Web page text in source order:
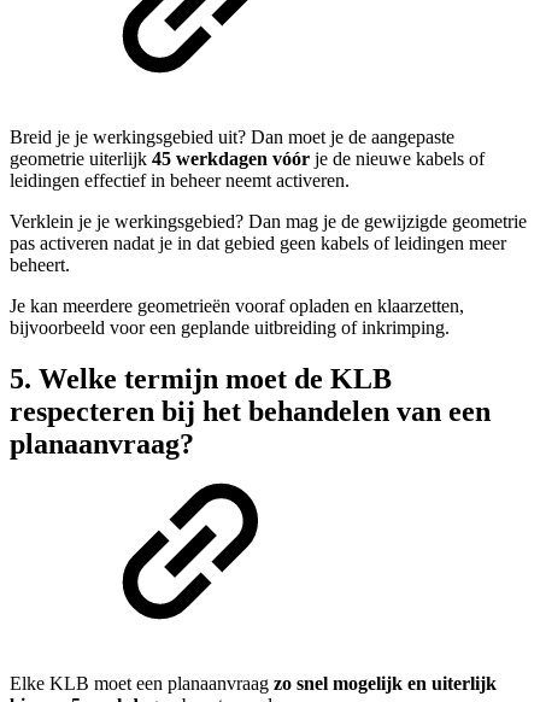
Breid je je werkingsgebied uit? Dan moet je de aangepaste
geometrie uiterlijk 45 werkdagen vóór je de nieuwe kabels of
leidingen effectief in beheer neemt activeren.
Verklein je je werkingsgebied? Dan mag je de gewijzigde geometrie
pas activeren nadat je in dat gebied geen kabels of leidingen meer
beheert.
Je kan meerdere geometrieën vooraf opladen en klaarzetten,
bijvoorbeeld voor een geplande uitbreiding of inkrimping.
5. Welke termijn moet de KLB
respecteren bij het behandelen van een
planaanvraag?
Elke KLB moet een planaanvraag zo snel mogelijk en uiterlijk